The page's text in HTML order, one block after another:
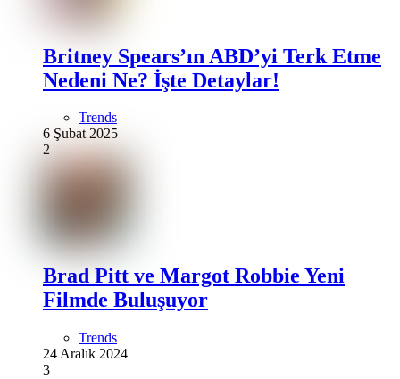
Britney Spears’ın ABD’yi Terk Etme
Nedeni Ne? İşte Detaylar!
Trends
6 Şubat 2025
2
Brad Pitt ve Margot Robbie Yeni
Filmde Buluşuyor
Trends
24 Aralık 2024
3